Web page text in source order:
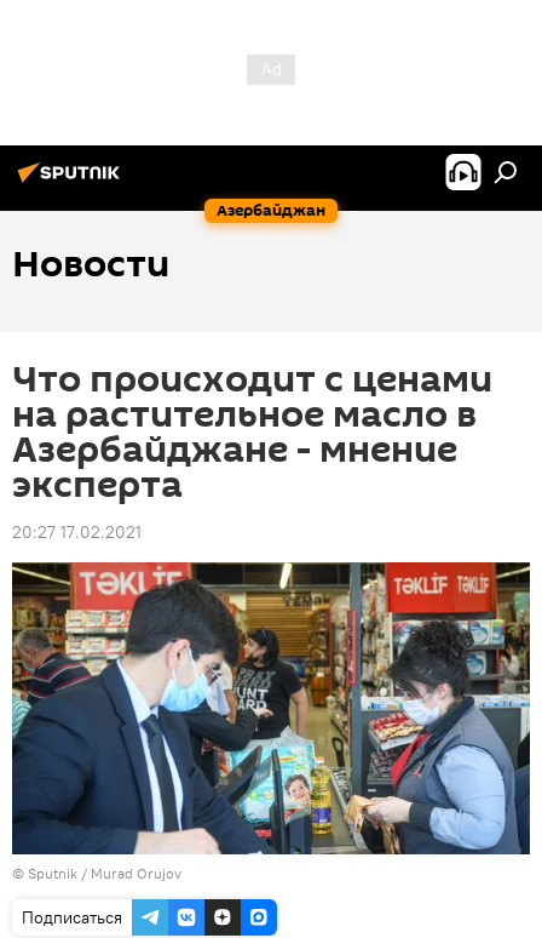
Азербайджан
Новости
Что происходит с ценами
на растительное масло в
Азербайджане - мнение
эксперта
20:27 17.02.2021
© Sputnik / Murad Orujov
Подписаться